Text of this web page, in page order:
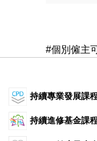
#個別僱主
持續專業發展課
持續進修基金課